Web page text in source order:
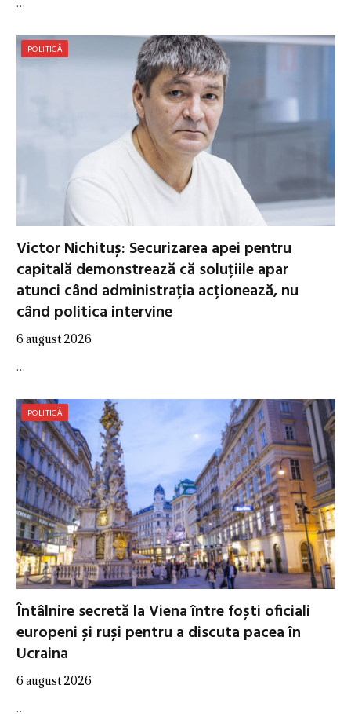
…
POLITICĂ
Victor Nichituș: Securizarea apei pentru
capitală demonstrează că soluțiile apar
atunci când administrația acționează, nu
când politica intervine
6 august 2026
…
POLITICĂ
Întâlnire secretă la Viena între foști oficiali
europeni și ruși pentru a discuta pacea în
Ucraina
6 august 2026
…